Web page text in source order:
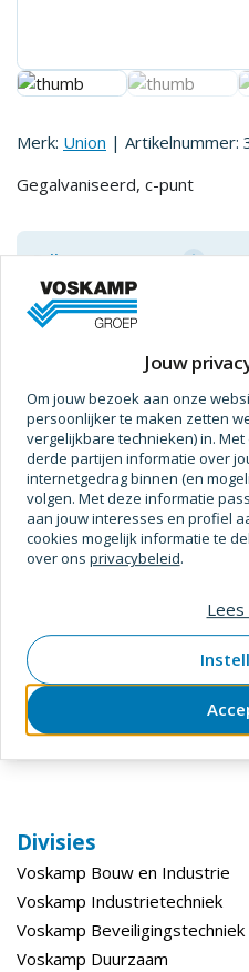
Merk: Union | Artikelnummer:
Gegalvaniseerd, c-punt
Prijs op aanvraag
Specificaties
Afmetingen
Breedte (Kop)
Diameter (mm)
Diameter (Kop)
Bewerking (Fabricage Afwerking)
Materiaal
Materiaal toepassing
Divisies
Voskamp Bouw en Industrie
Voskamp Industrietechniek
Voskamp Beveiligingstechniek
Voskamp Duurzaam
Jouw
Om jouw bezoek aan onze
persoonlijker te maken zetten
vergelijkbare technieken) in.
derde partijen informatie over
internetgedrag binnen (en
volgen. Met deze informatie
aan jouw interesses en profiel
cookies mogelijk informatie te
over ons privacybeleid.